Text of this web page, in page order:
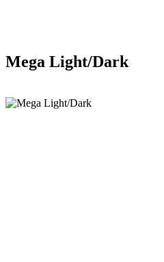
Mega Light/Dark